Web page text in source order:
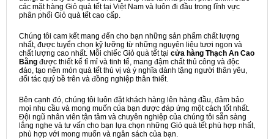
các mặt hàng Giỏ quà tết tại Việt Nam và luôn đi đầu trong lĩnh vực
phân phối Giỏ quà tết cao cấp.
Chúng tôi cam kết mang đến cho bạn những sản phẩm chất lượng
nhất, được tuyển chọn kỹ lưỡng từ những nguyên liệu tươi ngon và
chất lượng cao nhất. Mỗi chiếc Giỏ quà tết tại cửa hàng Thạch An Cao
Bằng được thiết kế tỉ mỉ và tinh tế, mang đậm chất thủ công và độc
đáo, tạo nên món quà tết thú vị và ý nghĩa dành tặng người thân yêu,
đối tác quý bề trên và đồng nghiệp thân thiết.
Bên cạnh đó, chúng tôi luôn đặt khách hàng lên hàng đầu, đảm bảo
mọi nhu cầu và mong muốn của bạn được đáp ứng một cách tốt nhất.
Đội ngũ nhân viên tận tâm và chuyên nghiệp của chúng tôi sẵn sàng
lắng nghe và tư vấn cho bạn lựa chọn những Giỏ quà tết phù hợp nhất,
phù hợp với mong muốn và ngân sách của bạn.